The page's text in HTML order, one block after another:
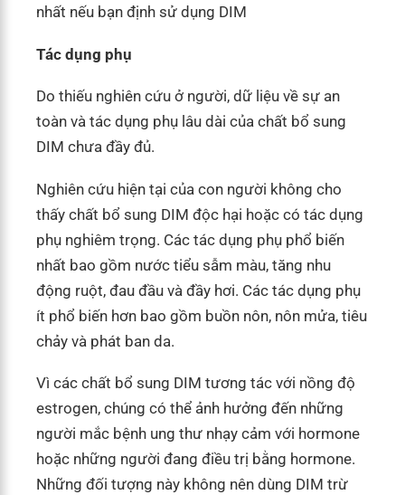
nhất nếu bạn định sử dụng DIM
Tác dụng phụ
Do thiếu nghiên cứu ở người, dữ liệu về sự an
toàn và tác dụng phụ lâu dài của chất bổ sung
DIM chưa đầy đủ.
Nghiên cứu hiện tại của con người không cho
thấy chất bổ sung DIM độc hại hoặc có tác dụng
phụ nghiêm trọng. Các tác dụng phụ phổ biến
nhất bao gồm nước tiểu sẫm màu, tăng nhu
động ruột, đau đầu và đầy hơi. Các tác dụng phụ
ít phổ biến hơn bao gồm buồn nôn, nôn mửa, tiêu
chảy và phát ban da.
Vì các chất bổ sung DIM tương tác với nồng độ
estrogen, chúng có thể ảnh hưởng đến những
người mắc bệnh ung thư nhạy cảm với hormone
hoặc những người đang điều trị bằng hormone.
Những đối tượng này không nên dùng DIM trừ